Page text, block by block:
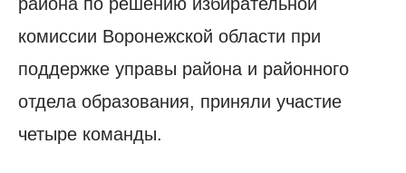
комиссии Воронежской области при
поддержке управы района и районного
отдела образования, приняли участие
четыре команды.